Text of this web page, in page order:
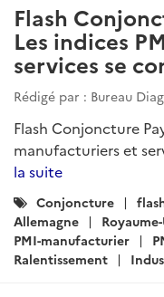
Flash
Les indices
services se
Rédigé par : Bureau
Flash Conjoncture
manufacturiers et
la suite
Catégories
:
Conjoncture
Allemagne
PMI-manufacturier
Ralentissement